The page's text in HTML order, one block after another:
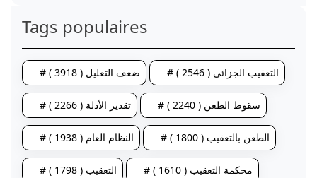
Tags populaires
# ضعف التعليل ( 3918 ) # التعقيب الجزائي ( 2546 )
# تقدير الأدلة ( 2266 ) # سقوط الطعن ( 2240 )
# النظام العام ( 1938 ) # الطعن بالتعقيب ( 1800 )
# التعقيب ( 1798 ) # محكمة التعقيب ( 1610 )